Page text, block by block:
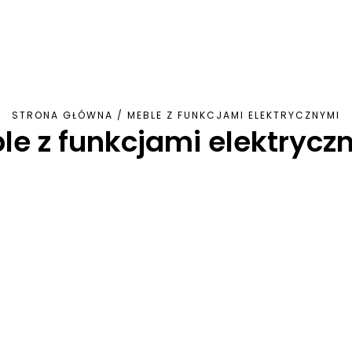
STRONA GŁÓWNA / MEBLE Z FUNKCJAMI ELEKTRYCZNYMI
z funkcjami